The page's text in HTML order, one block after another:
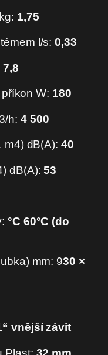
1,75
l/s:0,33
7,8
W: 180
h: 4 500
m4) dB(A): 40
dB(A):53
°C 60°C (do
mm: 930 ×
vnější závit